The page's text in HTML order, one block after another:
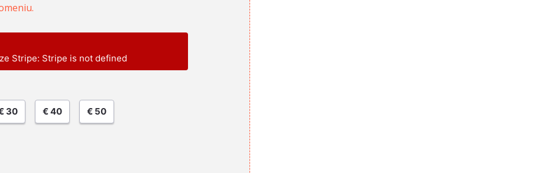
Stripe: Stripe is not defined
30 € 40 € 50